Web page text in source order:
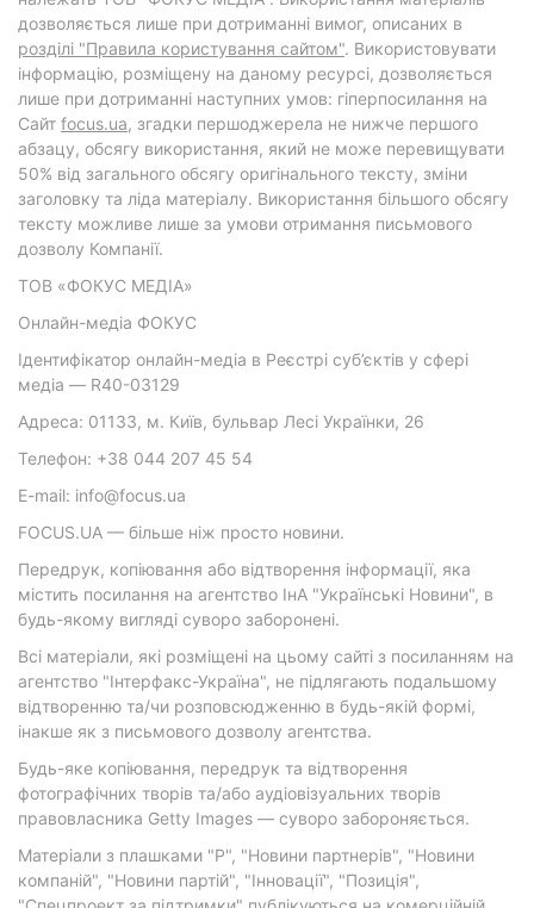
дозволяється лише при дотриманні вимог, описаних в
розділі "Правила користування сайтом". Використовувати
інформацію, розміщену на даному ресурсі, дозволяється
лише при дотриманні наступних умов: гіперпосилання на
Cайт focus.ua, згадки першоджерела не нижче першого
абзацу, обсягу використання, який не може перевищувати
50% від загального обсягу оригінального тексту, зміни
заголовку та ліда матеріалу. Використання більшого обсягу
тексту можливе лише за умови отримання письмового
дозволу Компанії.
ТОВ «ФОКУС МЕДІА»
Онлайн-медіа ФОКУС
Ідентифікатор онлайн-медіа в Реєстрі суб’єктів у сфері
медіа — R40-03129
Адреса: 01133, м. Київ, бульвар Лесі Українки, 26
Телефон: +38 044 207 45 54
E-mail: info@focus.ua
FOCUS.UA — більше ніж просто новини.
Передрук, копіювання або відтворення інформації, яка
містить посилання на агентство ІнА "Українські Новини", в
будь-якому вигляді суворо заборонені.
Всі матеріали, які розміщені на цьому сайті з посиланням на
агентство "Інтерфакс-Україна", не підлягають подальшому
відтворенню та/чи розповсюдженню в будь-якій формі,
інакше як з письмового дозволу агентства.
Будь-яке копіювання, передрук та відтворення
фотографічних творів та/або аудіовізуальних творів
правовласника Getty Images — суворо забороняється.
Матеріали з плашками "Р", "Новини партнерів", "Новини
компаній", "Новини партій", "Інновації", "Позиція",